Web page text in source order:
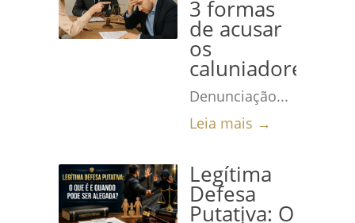
3 formas
de acusar
os
caluniadores
Denunciação...
Leia mais →
Legítima
Defesa
Putativa: O